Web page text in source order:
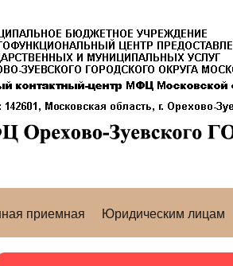
приемная Юридическим лицам